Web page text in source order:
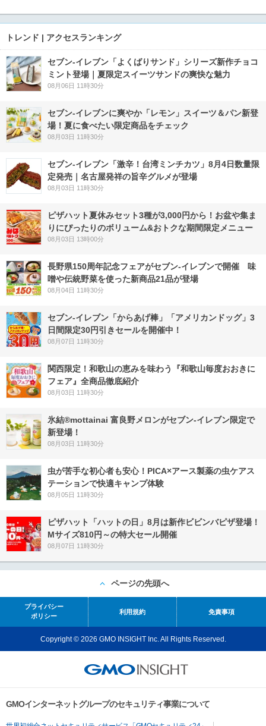
トレンド | アクセスランキング
セブン‐イレブン「よくばりサンド」シリーズ新作チョコ
ミント登場｜夏限定スイーツサンドの爽快な魅力
08月06日 11時30分
セブン‐イレブンに爽やか「レモン」スイーツ＆パン新登
場！夏に食べたい限定商品をチェック
08月03日 11時30分
セブン-イレブン「激辛！台湾ミンチカツ」8月4日数量限
定発売｜名古屋発祥の旨辛グルメが登場
08月03日 11時30分
ピザハット夏休みセット3種が3,000円から！お盆や集ま
りにぴったりのボリューム&おトクな期間限定メニュー
08月03日 13時00分
長野県150周年記念フェアがセブン-イレブンで開催 味
噌や伝統野菜を使った新商品21品が登場
08月04日 11時30分
セブン‐イレブン「からあげ棒」「アメリカンドッグ」3
日間限定30円引きセールを開催中！
08月07日 11時30分
関西限定！和歌山の恵みを味わう『和歌山毎度おおきに
フェア』全商品徹底紹介
08月03日 11時30分
氷結®mottainai 富良野メロンがセブン‐イレブン限定で
新登場！
08月03日 11時30分
虫が苦手な初心者も安心！PICA×アース製薬の虫ケアス
テーションで快適キャンプ体験
08月05日 11時30分
ピザハット「ハットの日」8月は新作ビビンバピザ登場！
Mサイズ810円～の特大セール開催
08月07日 11時30分
ページの先頭へ
プライバシー
ポリシー
利用規約 免責事項
Copyright © 2026 GMO INSIGHT Inc. All Rights Reserved.
GMOインターネットグループのセキュリティ事業について